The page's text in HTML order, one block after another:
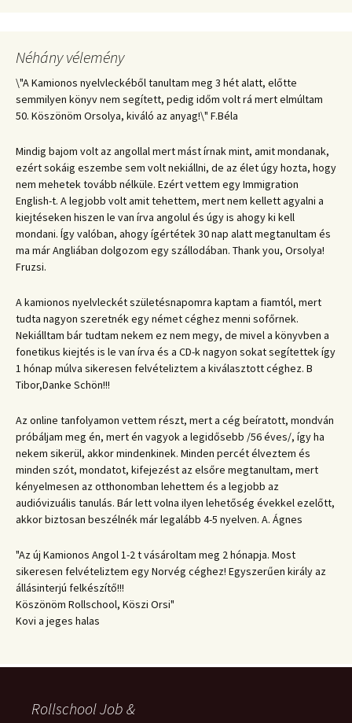
Néhány vélemény
\"A Kamionos nyelvleckéből tanultam meg 3 hét alatt, előtte
semmilyen könyv nem segített, pedig időm volt rá mert elmúltam
50. Köszönöm Orsolya, kiváló az anyag!\" F.Béla
Mindig bajom volt az angollal mert mást írnak mint, amit mondanak,
ezért sokáig eszembe sem volt nekiállni, de az élet úgy hozta, hogy
nem mehetek tovább nélküle. Ezért vettem egy Immigration
English-t. A legjobb volt amit tehettem, mert nem kellett agyalni a
kiejtéseken hiszen le van írva angolul és úgy is ahogy ki kell
mondani. Így valóban, ahogy ígértétek 30 nap alatt megtanultam és
ma már Angliában dolgozom egy szállodában. Thank you, Orsolya!
Fruzsi.
A kamionos nyelvleckét születésnapomra kaptam a fiamtól, mert
tudta nagyon szeretnék egy német céghez menni sofőrnek.
Nekiálltam bár tudtam nekem ez nem megy, de mivel a könyvben a
fonetikus kiejtés is le van írva és a CD-k nagyon sokat segítettek így
1 hónap múlva sikeresen felvételiztem a kiválasztott céghez. B
Tibor,Danke Schön!!!
Az online tanfolyamon vettem részt, mert a cég beíratott, mondván
próbáljam meg én, mert én vagyok a legidősebb /56 éves/, így ha
nekem sikerül, akkor mindenkinek. Minden percét élveztem és
minden szót, mondatot, kifejezést az elsőre megtanultam, mert
kényelmesen az otthonomban lehettem és a legjobb az
audióvizuális tanulás. Bár lett volna ilyen lehetőség évekkel ezelőtt,
akkor biztosan beszélnék már legalább 4-5 nyelven. A. Ágnes
"Az új Kamionos Angol 1-2 t vásároltam meg 2 hónapja. Most
sikeresen felvételiztem egy Norvég céghez! Egyszerűen király az
állásinterjú felkészítő!!!
Köszönöm Rollschool, Köszi Orsi"
Kovi a jeges halas
Rollschool Job &